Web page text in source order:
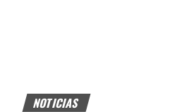
NOTICIAS